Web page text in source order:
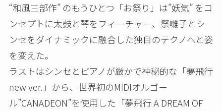
“和風三部作” のもうひとつ「お祭り」は”妖気” をコ
ンセプトに太鼓と琴をフィーチャー、祭囃子とシ
ンセをダイナミックに融合した独自のテクノへと姿
を変えた。
ラストはシンセとピアノが厳かで神秘的な「夢飛行
new ver.」から、世界初のMIDIオルゴー
ル”CANADEON”を使用した「夢飛行 A DREAM OF